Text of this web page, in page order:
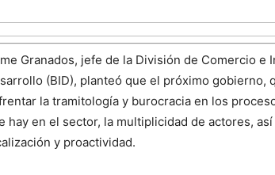
Granados, jefe de la División de Comercio e
(BID), planteó que el próximo gobierno,
la tramitología y burocracia en los
hay en el sector, la multiplicidad de actores,
y proactividad.